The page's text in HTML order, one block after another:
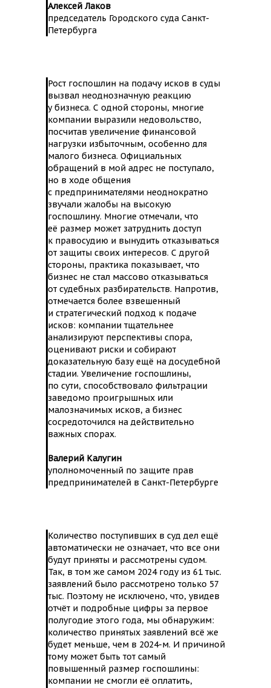
Алексей Лаков
председатель Городского суда Санкт-
Петербурга
Рост госпошлин на подачу исков в суды
вызвал неоднозначную реакцию
у бизнеса. С одной стороны, многие
компании выразили недовольство,
посчитав увеличение финансовой
нагрузки избыточным, особенно для
малого бизнеса. Официальных
обращений в мой адрес не поступало,
но в ходе общения
с предпринимателями неоднократно
звучали жалобы на высокую
госпошлину. Многие отмечали, что
её размер может затруднить доступ
к правосудию и вынудить отказываться
от защиты своих интересов. С другой
стороны, практика показывает, что
бизнес не стал массово отказываться
от судебных разбирательств. Напротив,
отмечается более взвешенный
и стратегический подход к подаче
исков: компании тщательнее
анализируют перспективы спора,
оценивают риски и собирают
доказательную базу ещё на досудебной
стадии. Увеличение госпошлины,
по сути, способствовало фильтрации
заведомо проигрышных или
малозначимых исков, а бизнес
сосредоточился на действительно
важных спорах.
Валерий Калугин
уполномоченный по защите прав
предпринимателей в Санкт-Петербурге
Количество поступивших в суд дел ещё
автоматически не означает, что все они
будут приняты и рассмотрены судом.
Так, в том же самом 2024 году из 61 тыс.
заявлений было рассмотрено только 57
тыс. Поэтому не исключено, что, увидев
отчёт и подробные цифры за первое
полугодие этого года, мы обнаружим:
количество принятых заявлений всё же
будет меньше, чем в 2024-м. И причиной
тому может быть тот самый
повышенный размер госпошлины:
компании не смогли её оплатить,